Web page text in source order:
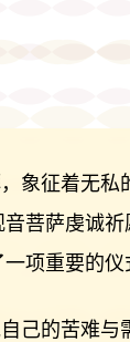
象征着无私
菩萨虔诚祈
项重要的仪
己的苦难与